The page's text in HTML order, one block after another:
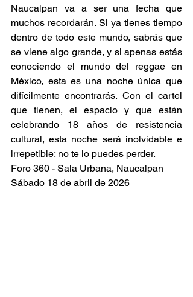
Naucalpan va a ser una fecha que
muchos recordarán. Si ya tienes tiempo
dentro de todo este mundo, sabrás que
se viene algo grande, y si apenas estás
conociendo el mundo del reggae en
México, esta es una noche única que
difícilmente encontrarás. Con el cartel
que tienen, el espacio y que están
celebrando 18 años de resistencia
cultural, esta noche será inolvidable e
irrepetible; no te lo puedes perder.
Foro 360 - Sala Urbana, Naucalpan
Sábado 18 de abril de 2026